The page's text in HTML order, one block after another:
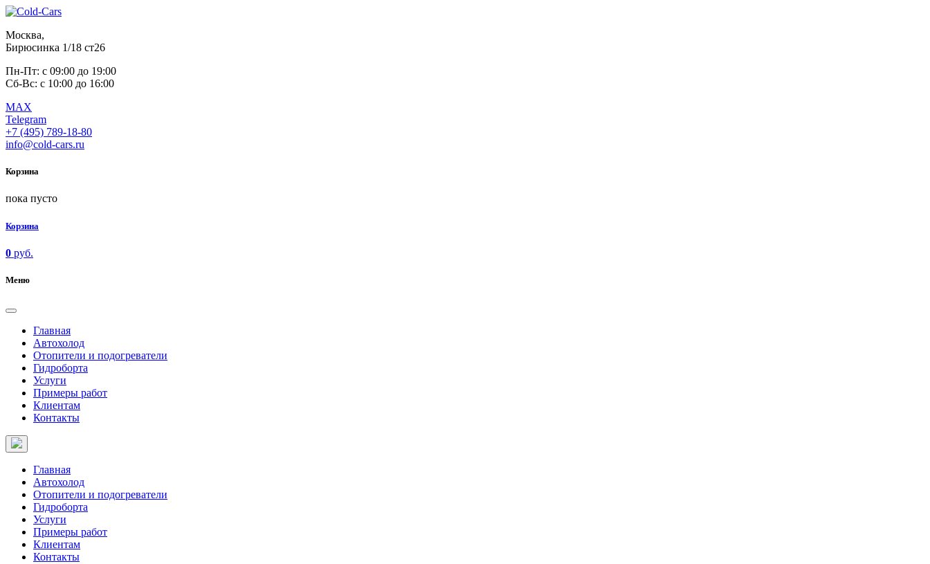
Москва,
Бирюсинка 1/18 ст26 ​
Пн-Пт: с 09:00 до 19:00
Сб-Вс: с 10:00 до 16:00
MAX
Telegram
+7 (495) 789-18-80
info@cold-cars.ru
Корзина
пока пусто
Корзина
0 руб.
Меню
Главная
Автохолод
Отопители и подогреватели
Гидроборта
Услуги
Примеры работ
Клиентам
Контакты
Главная
Автохолод
Отопители и подогреватели
Гидроборта
Услуги
Примеры работ
Клиентам
Контакты